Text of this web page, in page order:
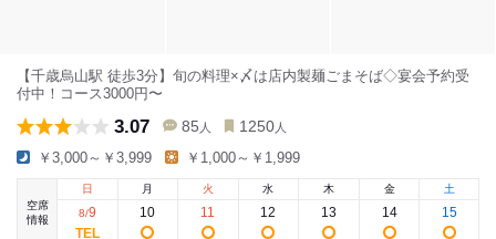
【千歳烏山駅 徒歩3分】旬の料理×〆は店内製麺ごまそば◇宴会予約受
付中！コース3000円〜
3.07 85 人 1250 人
￥3,000～￥3,999 ￥1,000～￥1,999
空席
情報
日
8/9
月
10
火
11
水
12
木
13
金
14
土
15